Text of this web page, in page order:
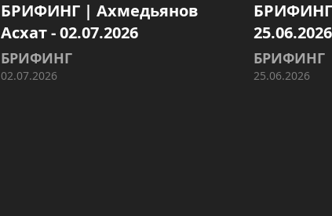
БРИФИНГ | Ахмедьянов
Асхат - 02.07.2026
БРИФИНГ
02.07.2026
БРИФИНГ
25.06.2026
БРИФИНГ
25.06.2026